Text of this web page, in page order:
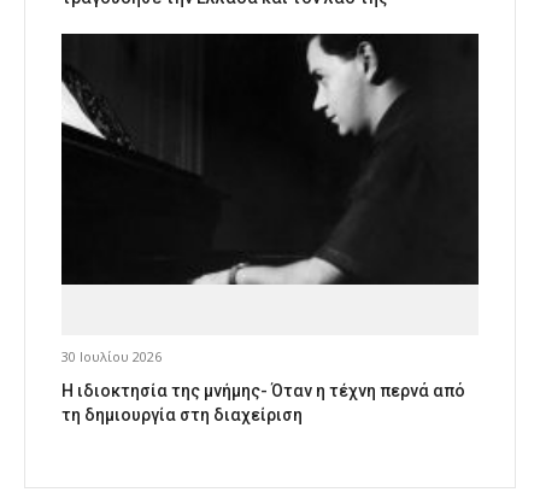
30 Ιουλίου 2026
Η ιδιοκτησία της μνήμης- Όταν η τέχνη περνά από
τη δημιουργία στη διαχείριση